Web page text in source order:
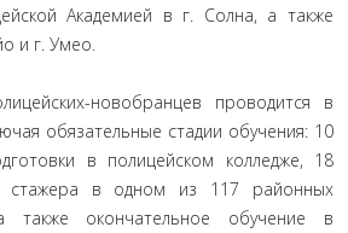
Академией в г. Солна, а также
и г. Умео.
новобранцев проводится в
обязательные стадии обучения: 10
в полицейском колледже, 18
стажера в одном из 117 районных
также окончательное обучение в